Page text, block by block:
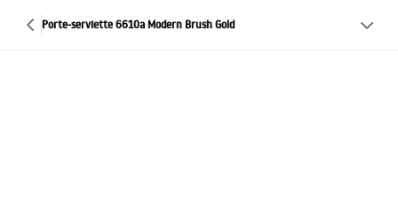
Porte-serviette 6610a Modern Brush Gold